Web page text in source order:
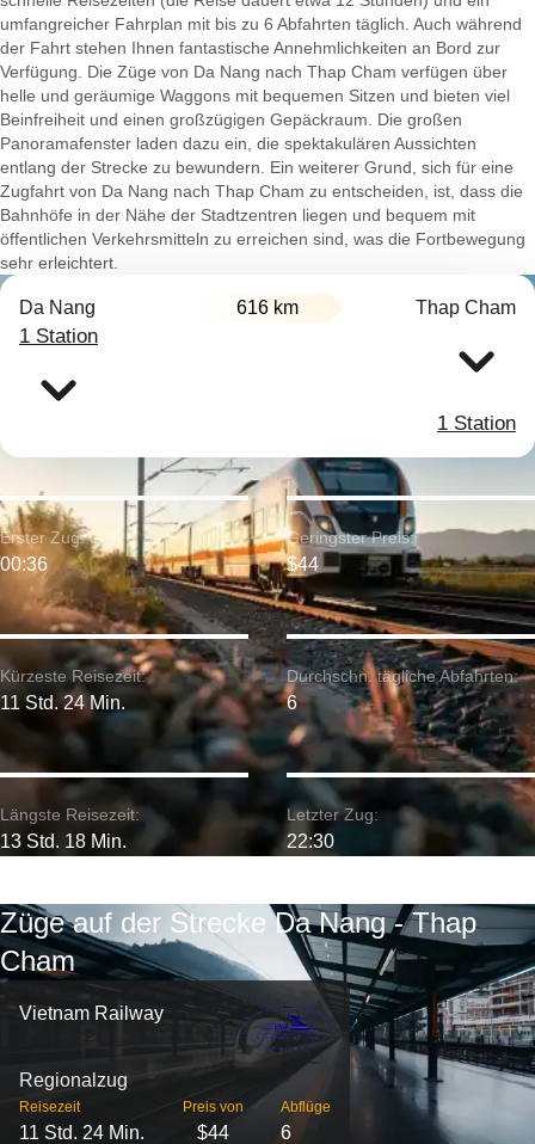
umfangreicher Fahrplan mit bis zu 6 Abfahrten täglich. Auch während
der Fahrt stehen Ihnen fantastische Annehmlichkeiten an Bord zur
Verfügung. Die Züge von Da Nang nach Thap Cham verfügen über
helle und geräumige Waggons mit bequemen Sitzen und bieten viel
Beinfreiheit und einen großzügigen Gepäckraum. Die großen
Panoramafenster laden dazu ein, die spektakulären Aussichten
entlang der Strecke zu bewundern. Ein weiterer Grund, sich für eine
Zugfahrt von Da Nang nach Thap Cham zu entscheiden, ist, dass die
Bahnhöfe in der Nähe der Stadtzentren liegen und bequem mit
öffentlichen Verkehrsmitteln zu erreichen sind, was die Fortbewegung
sehr erleichtert.
Da Nang 616 km Thap Cham
1 Station
1 Station
Kürzeste Reisezeit:
11 Std. 24 Min.
Erster Zug:
00:36
Längste Reisezeit:
13 Std. 18 Min.
Geringster Preis:
$44
Durchschn. tägliche Abfahrten:
6
Letzter Zug:
22:30
Züge auf der Strecke Da Nang - Thap
Cham
Vietnam Railway
Regionalzug
Reisezeit
11 Std. 24 Min.
Preis von
$44
Abflüge
6